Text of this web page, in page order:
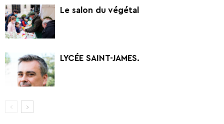
Le salon du végétal
LYCÉE SAINT-JAMES.